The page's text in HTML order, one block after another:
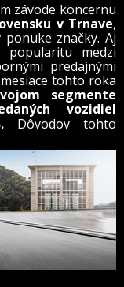
závode koncernu
v Trnave,
značky. Aj
medzi
predajnými
tohto roka
segmente
vozidiel
Dôvodov tohto